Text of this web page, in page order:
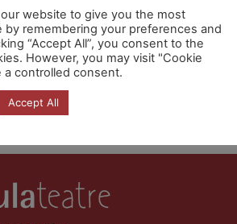
website to give you the most
by remembering your preferences and
“Accept All”, you consent to the
However, you may visit "Cookie
controlled consent.
Accept All